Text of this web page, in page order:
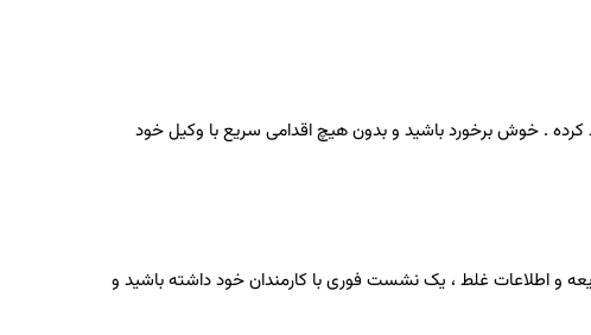
کرده . خوش برخورد باشید و بدون هیچ اقدامی سریع با وکیل خود
و اطلاعات غلط ، یک نشست فوری با کارمندان خود داشته باشید و